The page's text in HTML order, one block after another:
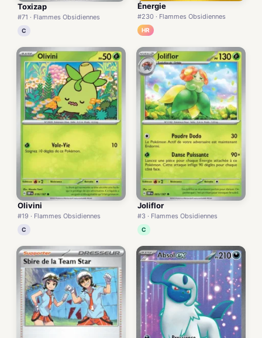
Toxizap
#71 · Flammes Obsidiennes
C
Énergie
#230 · Flammes Obsidiennes
HR
Olivini
#19 · Flammes Obsidiennes
C
Joliflor
#3 · Flammes Obsidiennes
C